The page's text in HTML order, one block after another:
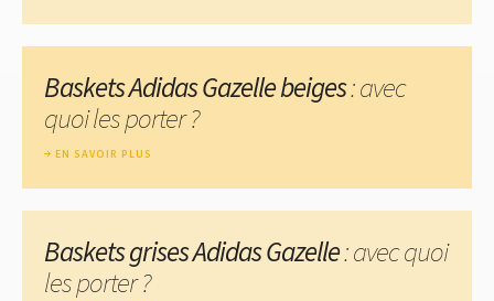
Baskets Adidas Gazelle beiges: avec
quoi les porter ?
EN SAVOIR PLUS
Baskets grises Adidas Gazelle: avec quoi
les porter ?